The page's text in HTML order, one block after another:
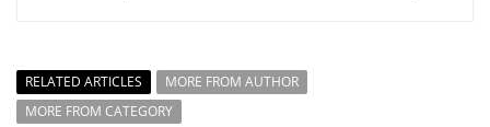
RELATED ARTICLES
MORE FROM AUTHOR
MORE FROM CATEGORY